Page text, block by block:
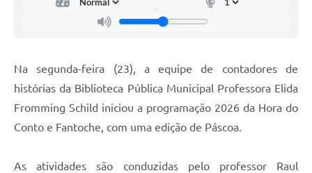
Na segunda-feira (23), a equipe de contadores de
histórias da Biblioteca Pública Municipal Professora Elida
Fromming Schild iniciou a programação 2026 da Hora do
Conto e Fantoche, com uma edição de Páscoa.
As atividades são conduzidas pelo professor Raul